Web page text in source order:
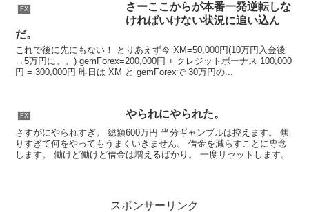
FX
さーここからが本番一発逆転しな
ければいけない状況に追い込ん
だ。
これで後に先にもない！ とりあえず今 XM=50,000円(10万円入金後
→5万円に。。) gemForex=200,000円 + クレジットボーナス 100,000
円 = 300,000円 昨日は XM と gemForexで 30万円の...
FX やられにやられた。
さすがにやられすぎ。 総額600万円 当分ギャンブルは控えます。 焦
りすぎて何をやってもうまくいきません。 借金を減らすことに専念
します。 働けど働けど借金は増えるばかり。 一度リセットします。
スポンサーリンク